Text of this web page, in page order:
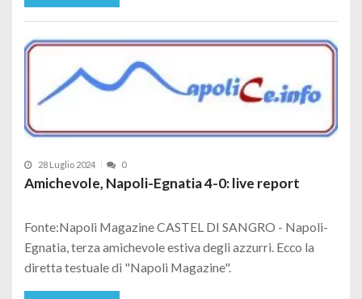
28 Luglio 2024 0
Amichevole, Napoli-Egnatia 4-0: live report
Fonte:Napoli Magazine CASTEL DI SANGRO - Napoli-
Egnatia, terza amichevole estiva degli azzurri. Ecco la
diretta testuale di "Napoli Magazine".